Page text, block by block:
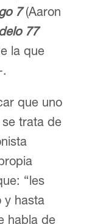
7(Aaron
77
la que
que uno
trata de
“les
y hasta
habla de